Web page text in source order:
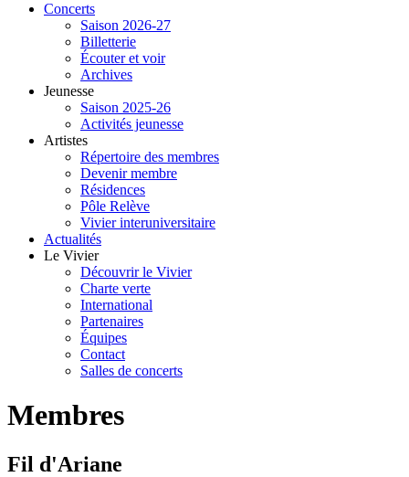
Concerts
Saison 2026-27
Billetterie
Écouter et voir
Archives
Jeunesse
Saison 2025-26
Activités jeunesse
Artistes
Répertoire des membres
Devenir membre
Résidences
Pôle Relève
Vivier interuniversitaire
Actualités
Le Vivier
Découvrir le Vivier
Charte verte
International
Partenaires
Équipes
Contact
Salles de concerts
Membres
Fil d'Ariane